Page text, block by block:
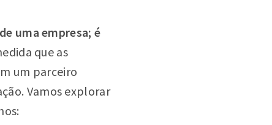
uma empresa; é
que as
um parceiro
Vamos explorar